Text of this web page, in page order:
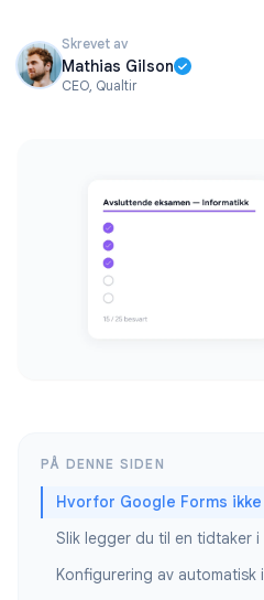
Skrevet av
Mathias Gilson
CEO, Qualtir
PÅ DENNE SIDEN